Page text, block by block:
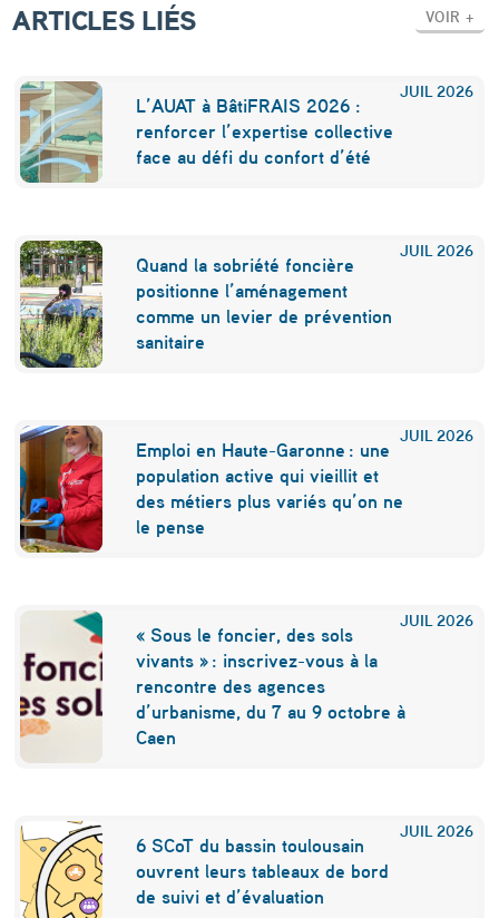
n
t
i
a
i
v
e
s
c
o
-
r
p
o
n
a
b
l
ARTICLES LIÉS VOIR +
JUIL 2026
L’AUAT à BâtiFRAIS 2026 :
renforcer l’expertise collective
face au défi du confort d’été
JUIL 2026
Quand la sobriété foncière
positionne l’aménagement
comme un levier de prévention
sanitaire
JUIL 2026
Emploi en Haute-Garonne : une
population active qui vieillit et
des métiers plus variés qu’on ne
le pense
JUIL 2026
« Sous le foncier, des sols
vivants » : inscrivez-vous à la
rencontre des agences
d’urbanisme, du 7 au 9 octobre à
Caen
JUIL 2026
6 SCoT du bassin toulousain
ouvrent leurs tableaux de bord
de suivi et d’évaluation